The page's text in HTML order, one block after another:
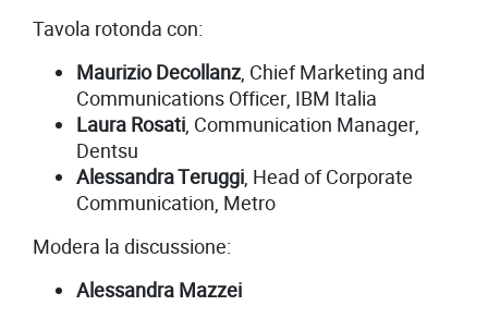
Tavola rotonda con:
Maurizio Decollanz, Chief Marketing and
Communications Officer, IBM Italia
Laura Rosati, Communication Manager,
Dentsu
Alessandra Teruggi, Head of Corporate
Communication, Metro
Modera la discussione:
Alessandra Mazzei